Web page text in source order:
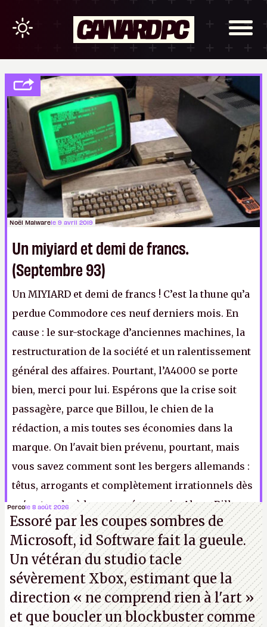
Noël Malwarele 9 avril 2019
Un miyiard et demi de francs.
(Septembre 93)
Un MIYIARD et demi de francs ! C’est la thune qu’a
perdue Commodore ces neuf derniers mois. En
cause : le sur-stockage d’anciennes machines, la
restructuration de la société et un ralentissement
général des affaires. Pourtant, l’A4000 se porte
bien, merci pour lui. Espérons que la crise soit
passagère, parce que Billou, le chien de la
rédaction, a mis toutes ses économies dans la
marque. On l'avait bien prévenu, pourtant, mais
vous savez comment sont les bergers allemands :
têtus, arrogants et complètement irrationnels dès
qu'on touche à la macro-économie. Alors, Billou,
qui fait le malin, maintenant, hein ?
Percole 8 août 2026
Essoré par les coupes sombres de
Microsoft, id Software fait la gueule.
Un vétéran du studiotacle
sévèrement Xbox, estimant que la
direction« ne comprend rien à l'art »
et que boucler un blockbuster comme